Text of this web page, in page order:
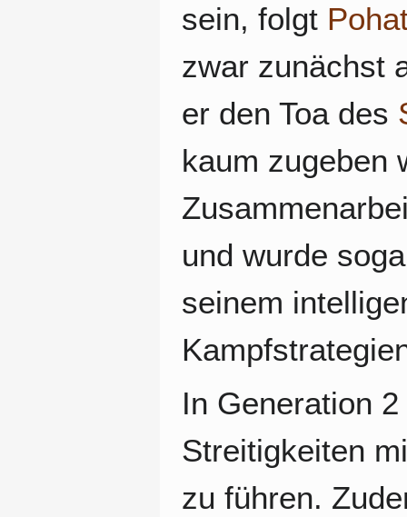
sein, folgt
zwar zunächst
er den Toa des
kaum zugeben
und wurde
seinem
In Generation
Streitigkeiten
zu führen.